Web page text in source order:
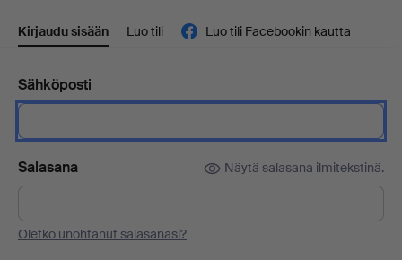
Kirjaudu sisään Luo tili Luo tili Facebookin kautta
Sähköposti
Salasana Näytä salasana ilmitekstinä.
Oletko unohtanut salasanasi?